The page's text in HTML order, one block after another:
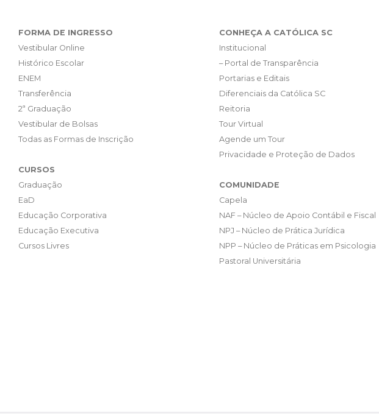
FORMA DE INGRESSO
Vestibular Online
Histórico Escolar
ENEM
Transferência
2ª Graduação
Vestibular de Bolsas
Todas as Formas de Inscrição
CURSOS
Graduação
EaD
Educação Corporativa
Educação Executiva
Cursos Livres
CONHEÇA A CATÓLICA SC
Institucional
– Portal de Transparência
Portarias e Editais
Diferenciais da Católica SC
Reitoria
Tour Virtual
Agende um Tour
Privacidade e Proteção de Dados
COMUNIDADE
Capela
NAF – Núcleo de Apoio Contábil e Fiscal
NPJ – Núcleo de Prática Jurídica
NPP – Núcleo de Práticas em Psicologia
Pastoral Universitária